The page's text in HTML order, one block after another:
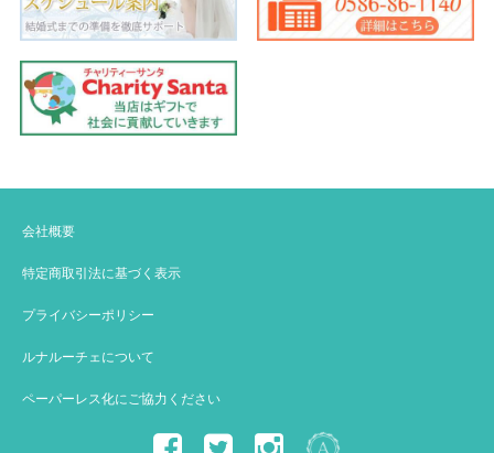
会社概要
特定商取引法に基づく表示
プライバシーポリシー
ルナルーチェについて
ペーパーレス化にご協力ください